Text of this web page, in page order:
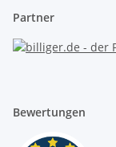
Partner
Bewertungen